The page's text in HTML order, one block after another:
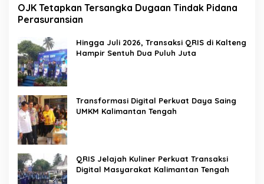
OJK Tetapkan Tersangka Dugaan Tindak Pidana
Perasuransian
Hingga Juli 2026, Transaksi QRIS di Kalteng
Hampir Sentuh Dua Puluh Juta
Transformasi Digital Perkuat Daya Saing
UMKM Kalimantan Tengah
QRIS Jelajah Kuliner Perkuat Transaksi
Digital Masyarakat Kalimantan Tengah